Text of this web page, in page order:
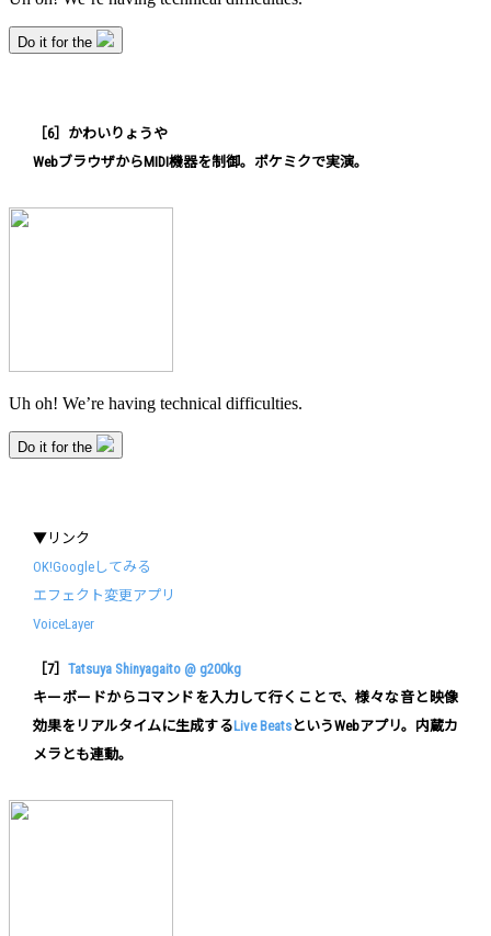
［6］かわいりょうや
WebブラウザからMIDI機器を制御。ポケミクで実演。
▼リンク
OK!Googleしてみる
エフェクト変更アプリ
VoiceLayer
［7］ Tatsuya Shinyagaito @ g200kg
キーボードからコマンドを入力して行くことで、様々な音と映像
効果をリアルタイムに生成するLive BeatsというWebアプリ。内蔵カ
メラとも連動。